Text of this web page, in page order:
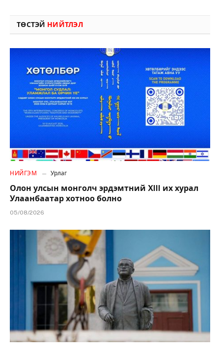
ТӨСТЭЙ НИЙТЛЭЛ
НИЙГЭМ Урлаг
Олон улсын монголч эрдэмтний XIII их хурал
Улаанбаатар хотноо болно
05/08/2026